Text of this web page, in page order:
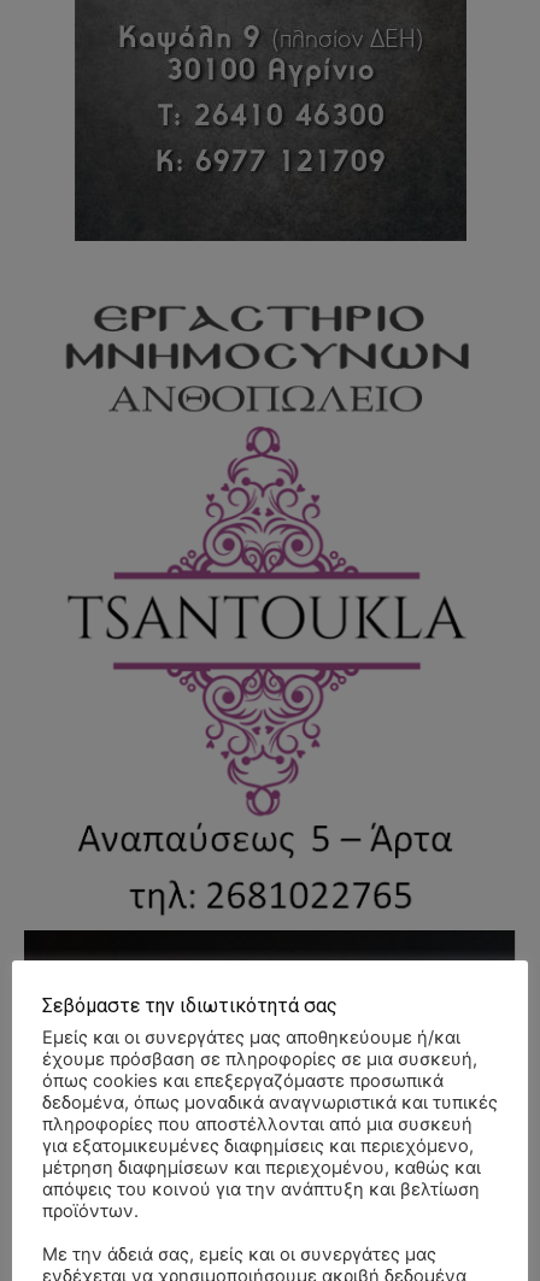
Σεβόμαστε την ιδιωτικότητά σας
Εμείς και οι συνεργάτες μας αποθηκεύουμε ή/και
έχουμε πρόσβαση σε πληροφορίες σε μια συσκευή,
όπως cookies και επεξεργαζόμαστε προσωπικά
δεδομένα, όπως μοναδικά αναγνωριστικά και τυπικές
πληροφορίες που αποστέλλονται από μια συσκευή
για εξατομικευμένες διαφημίσεις και περιεχόμενο,
μέτρηση διαφημίσεων και περιεχομένου, καθώς και
απόψεις του κοινού για την ανάπτυξη και βελτίωση
προϊόντων.
Με την άδειά σας, εμείς και οι συνεργάτες μας
ενδέχεται να χρησιμοποιήσουμε ακριβή δεδομένα